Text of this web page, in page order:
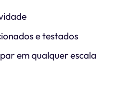
e testados
em qualquer escala